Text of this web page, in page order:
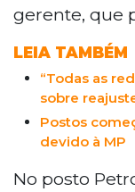
gerente, que
LEIA TAMBÉM
“Todas as
sobre
Postos
devido à MP
No posto